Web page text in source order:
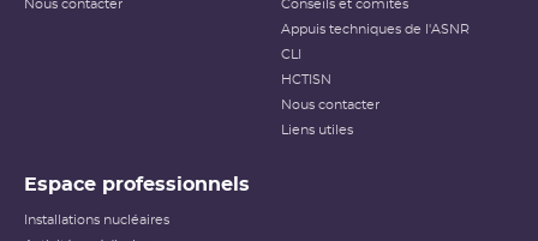
Nous contacter
Conseils et comités
Appuis techniques de l'ASNR
CLI
HCTISN
Nous contacter
Liens utiles
Espace professionnels
Installations nucléaires